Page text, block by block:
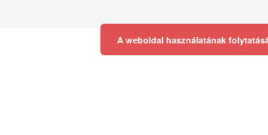
A weboldal használatának